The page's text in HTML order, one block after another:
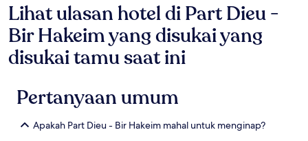
Lihat ulasan hotel di Part Dieu -
Bir Hakeim yang disukai yang
disukai tamu saat ini
Pertanyaan umum
Apakah Part Dieu - Bir Hakeim mahal untuk menginap?